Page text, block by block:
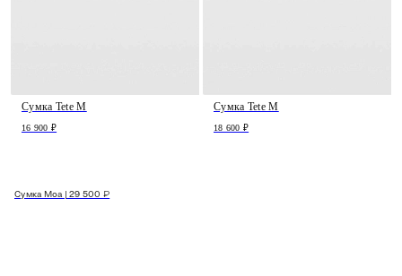
Сумка Tete M
16 900 ₽
Сумка Tete M
18 600 ₽
Сумка Moa | 29 500 ₽